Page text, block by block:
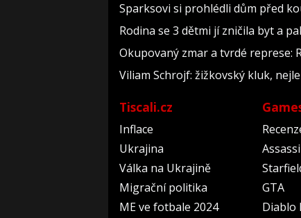
Sparksovi si prohlédli dům před
Rodina se 3 dětmi jí zničila byt a
Okupovaný zmar a tvrdé represe:
Viliam Schrojf: žižkovský kluk,
Tiscali.cz
Inflace
Ukrajina
Válka na Ukrajině
Migrační politika
ME ve fotbale 2024
GTA
Diablo